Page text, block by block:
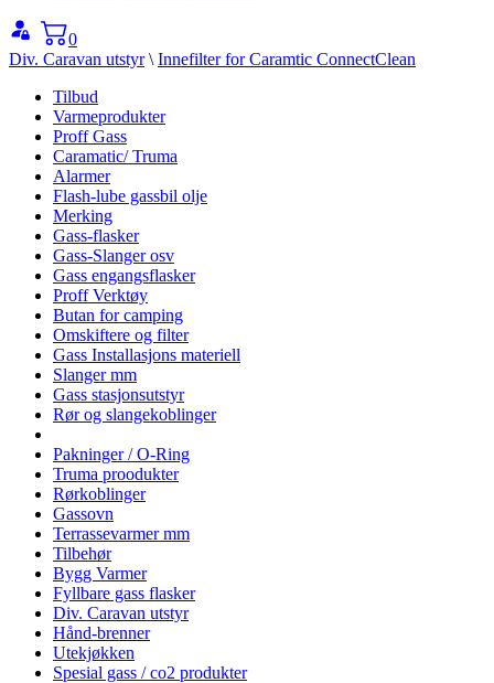
0
Div. Caravan utstyr\ Innefilter for Caramtic ConnectClean
Tilbud
Varmeprodukter
Proff Gass
Caramatic/ Truma
Alarmer
Flash-lube gassbil olje
Merking
Gass-flasker
Gass-Slanger osv
Gass engangsflasker
Proff Verktøy
Butan for camping
Omskiftere og filter
Gass Installasjons materiell
Slanger mm
Gass stasjonsutstyr
Rør og slangekoblinger
Pakninger / O-Ring
Truma proodukter
Rørkoblinger
Gassovn
Terrassevarmer mm
Tilbehør
Bygg Varmer
Fyllbare gass flasker
Div. Caravan utstyr
Hånd-brenner
Utekjøkken
Spesial gass / co2 produkter